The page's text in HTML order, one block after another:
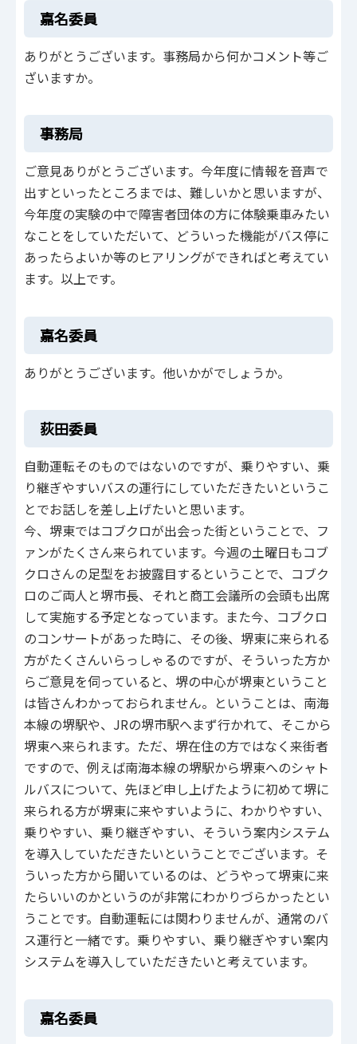
嘉名委員
ありがとうございます。事務局から何かコメント等ご
ざいますか。
事務局
ご意見ありがとうございます。今年度に情報を音声で
出すといったところまでは、難しいかと思いますが、
今年度の実験の中で障害者団体の方に体験乗車みたい
なことをしていただいて、どういった機能がバス停に
あったらよいか等のヒアリングができればと考えてい
ます。以上です。
嘉名委員
ありがとうございます。他いかがでしょうか。
荻田委員
自動運転そのものではないのですが、乗りやすい、乗
り継ぎやすいバスの運行にしていただきたいというこ
とでお話しを差し上げたいと思います。
今、堺東ではコブクロが出会った街ということで、フ
ァンがたくさん来られています。今週の土曜日もコブ
クロさんの足型をお披露目するということで、コブク
ロのご両人と堺市長、それと商工会議所の会頭も出席
して実施する予定となっています。また今、コブクロ
のコンサートがあった時に、その後、堺東に来られる
方がたくさんいらっしゃるのですが、そういった方か
らご意見を伺っていると、堺の中心が堺東ということ
は皆さんわかっておられません。ということは、南海
本線の堺駅や、JRの堺市駅へまず行かれて、そこから
堺東へ来られます。ただ、堺在住の方ではなく来街者
ですので、例えば南海本線の堺駅から堺東へのシャト
ルバスについて、先ほど申し上げたように初めて堺に
来られる方が堺東に来やすいように、わかりやすい、
乗りやすい、乗り継ぎやすい、そういう案内システム
を導入していただきたいということでございます。そ
ういった方から聞いているのは、どうやって堺東に来
たらいいのかというのが非常にわかりづらかったとい
うことです。自動運転には関わりませんが、通常のバ
ス運行と一緒です。乗りやすい、乗り継ぎやすい案内
システムを導入していただきたいと考えています。
嘉名委員